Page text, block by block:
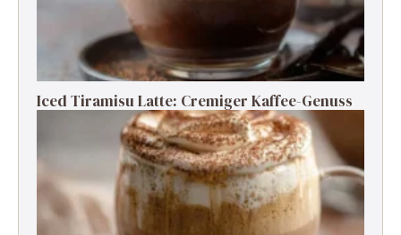
Iced Tiramisu Latte: Cremiger Kaffee-Genuss